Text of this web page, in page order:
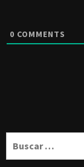
0 COMMENTS